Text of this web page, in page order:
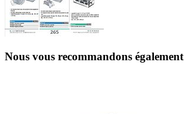
Nous vous recommandons également